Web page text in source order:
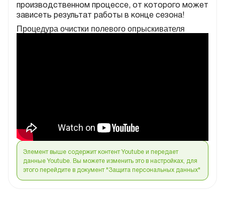
производственном процессе, от которого может
зависеть результат работы в конце сезона!
Процедура очистки полевого опрыскивателя
Элемент выше содержит контент Youtube и передает
данные Youtube. Вы можете изменить это в настройках, для
этого перейдите в документ "Защита персональных данных"